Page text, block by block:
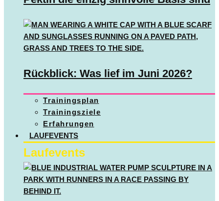
Rückblick: Was lief im Juni 2026?
Trainingsplan
Trainingsziele
Erfahrungen
LAUFEVENTS
Laufevents